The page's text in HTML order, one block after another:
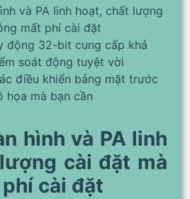
và PA linh hoạt, chất lượng
mất phí cài đặt
động 32-bit cung cấp khả
soát động tuyệt vời
điều khiển bảng mặt trước
họa mà bạn cần
hình và PA linh
cài đặt mà
cài đặt